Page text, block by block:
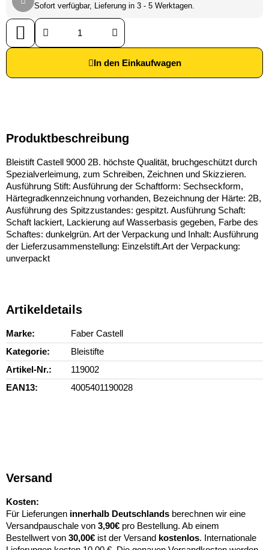
Sofort verfügbar, Lieferung in 3 - 5 Werktagen.
In den Einkaufwagen
Produktbeschreibung
Bleistift Castell 9000 2B. höchste Qualität, bruchgeschützt durch
Spezialverleimung, zum Schreiben, Zeichnen und Skizzieren.
Ausführung Stift: Ausführung der Schaftform: Sechseckform,
Härtegradkennzeichnung vorhanden, Bezeichnung der Härte: 2B,
Ausführung des Spitzzustandes: gespitzt. Ausführung Schaft:
Schaft lackiert, Lackierung auf Wasserbasis gegeben, Farbe des
Schaftes: dunkelgrün. Art der Verpackung und Inhalt: Ausführung
der Lieferzusammenstellung: Einzelstift.Art der Verpackung:
unverpackt
Artikeldetails
Marke
Faber Castell
Kategorie
Bleistifte
Artikel-Nr.
119002
EAN13
4005401190028
Versand
Kosten:
Für Lieferungen innerhalb Deutschlands berechnen wir eine
Versandpauschale von 3,90€ pro Bestellung. Ab einem
Bestellwert von 30,00€ ist der Versand kostenlos. Internationale